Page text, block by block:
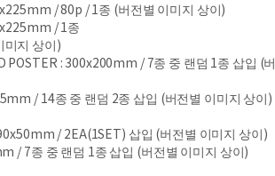
/ 80p / 1종 (버전별 이미지 상이)
/ 1종
미지 상이)
POSTER : 300x200mm / 7종 중 랜덤 1종 삽입 (버
/ 14종 중 랜덤 2종 삽입 (버전별 이미지 상이)
/ 2EA(1SET) 삽입 (버전별 이미지 상이)
/ 7종 중 랜덤 1종 삽입 (버전별 이미지 상이)